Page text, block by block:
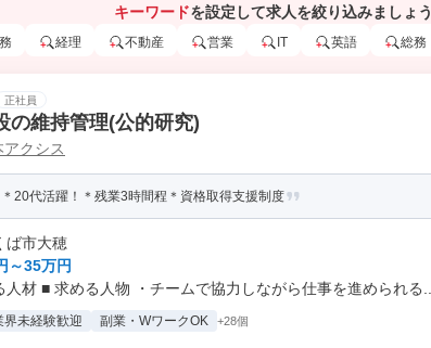
キーワードを設定して求人を絞り込みましょう
経理 不動産 営業 IT 英語 総務
正社員
の維持管理(公的研究)
クシス
20代活躍！＊残業3時間程＊資格取得支援制度
ば市大穂
～35万円
人材 ■ 求める人物 ・チームで協力しながら仕事を進められる...
界未経験歓迎 副業・WワークOK +28個